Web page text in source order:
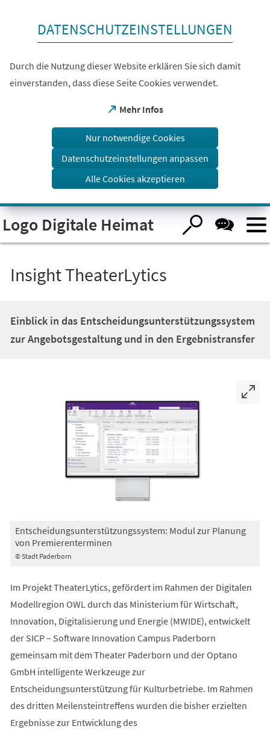
DATENSCHUTZEINSTELLUNGEN
Durch die Nutzung dieser Website erklären Sie sich damit
einverstanden, dass diese Seite Cookies verwendet.
Mehr Infos
(Öffnet
einem
Tab)
Nur notwendige Cookies
Datenschutzeinstellungen anpassen
Alle Cookies akzeptieren
Logo Digitale Heimat
Insight TheaterLytics
Einblick in das Entscheidungsunterstützungssystem
zur Angebotsgestaltung und in den Ergebnistransfer
© Stadt Paderborn
Entscheidungsunterstützungssystem: Modul zur Planung
von Premierenterminen
Im Projekt TheaterLytics, gefördert im Rahmen der Digitalen
Modellregion OWL durch das Ministerium für Wirtschaft,
Innovation, Digitalisierung und Energie (MWIDE), entwickelt
der SICP – Software Innovation Campus Paderborn
gemeinsam mit dem Theater Paderborn und der Optano
GmbH intelligente Werkzeuge zur
Entscheidungsunterstützung für Kulturbetriebe. Im Rahmen
des dritten Meilensteintreffens wurden die bisher erzielten
Ergebnisse zur Entwicklung des